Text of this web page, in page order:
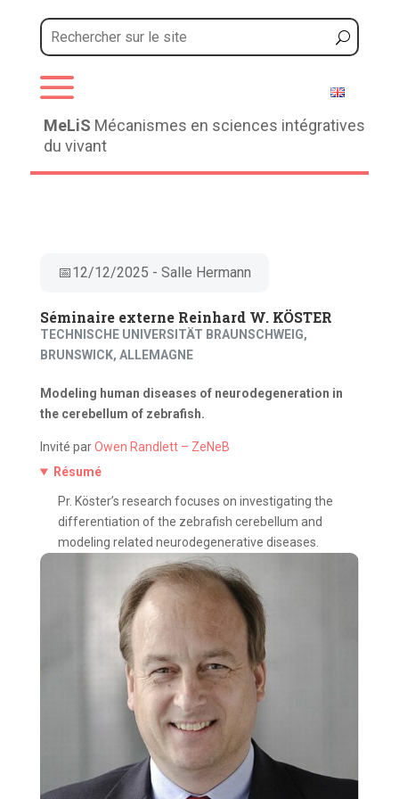
a
MeLiS Mécanismes en sciences intégratives
du vivant
📅12/12/2025 - Salle Hermann
Séminaire externe Reinhard W. KÖSTER
TECHNISCHE UNIVERSITÄT BRAUNSCHWEIG,
BRUNSWICK, ALLEMAGNE
Modeling human diseases of neurodegeneration in
the cerebellum of zebrafish.
Invité parOwen Randlett – ZeNeB
Résumé
Pr. Köster’s research focuses on investigating the
differentiation of the zebrafish cerebellum and
modeling related neurodegenerative diseases.